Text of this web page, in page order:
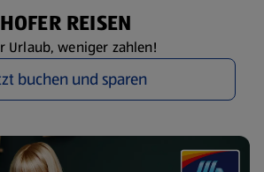
HOFER REISEN
Urlaub, weniger zahlen!
buchen und sparen